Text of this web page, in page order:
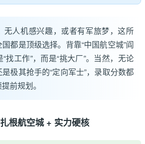
无人机感兴趣，或者有军旅梦，这所
都是顶级选择。背靠“中国航空城”阎
找工作”，而是“挑大厂”。当然，无论
极其抢手的“定向军士”，录取分数都
前规划。
根航空城 + 实力硬核